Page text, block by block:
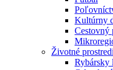
Kultúrny
Cestovný
Životné
Rybársky